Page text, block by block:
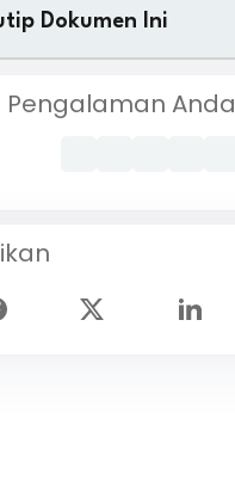
Dokumen Ini
Pengalaman Anda